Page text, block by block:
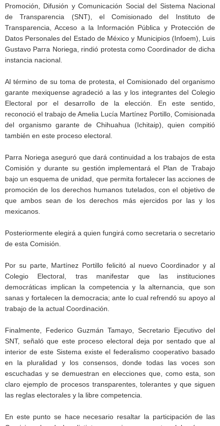
Promoción, Difusión y Comunicación Social del Sistema Nacional
de Transparencia (SNT), el Comisionado del Instituto de
Transparencia, Acceso a la Información Pública y Protección de
Datos Personales del Estado de México y Municipios (Infoem), Luis
Gustavo Parra Noriega, rindió protesta como Coordinador de dicha
instancia nacional.
Al término de su toma de protesta, el Comisionado del organismo
garante mexiquense agradeció a las y los integrantes del Colegio
Electoral por el desarrollo de la elección. En este sentido,
reconoció el trabajo de Amelia Lucía Martínez Portillo, Comisionada
del organismo garante de Chihuahua (Ichitaip), quien compitió
también en este proceso electoral.
Parra Noriega aseguró que dará continuidad a los trabajos de esta
Comisión y durante su gestión implementará el Plan de Trabajo
bajo un esquema de unidad, que permita fortalecer las acciones de
promoción de los derechos humanos tutelados, con el objetivo de
que ambos sean de los derechos más ejercidos por las y los
mexicanos.
Posteriormente elegirá a quien fungirá como secretaria o secretario
de esta Comisión.
Por su parte, Martínez Portillo felicitó al nuevo Coordinador y al
Colegio Electoral, tras manifestar que las instituciones
democráticas implican la competencia y la alternancia, que son
sanas y fortalecen la democracia; ante lo cual refrendó su apoyo al
trabajo de la actual Coordinación.
Finalmente, Federico Guzmán Tamayo, Secretario Ejecutivo del
SNT, señaló que este proceso electoral deja por sentado que al
interior de este Sistema existe el federalismo cooperativo basado
en la pluralidad y los consensos, donde todas las voces son
escuchadas y se demuestran en elecciones que, como esta, son
claro ejemplo de procesos transparentes, tolerantes y que siguen
las reglas electorales y la libre competencia.
En este punto se hace necesario resaltar la participación de las